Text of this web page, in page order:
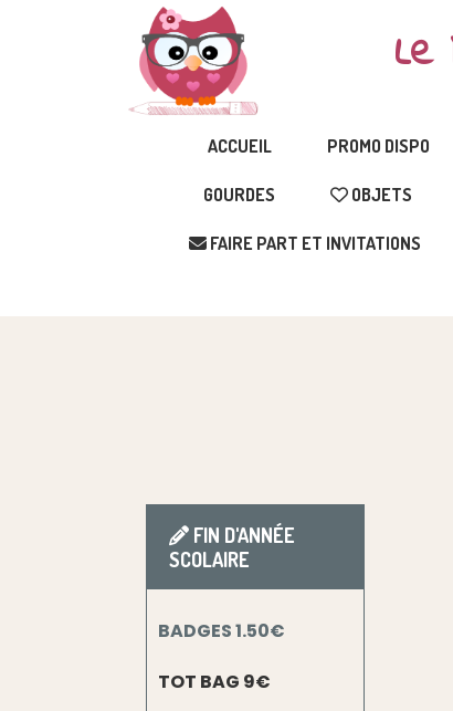
Le
ACCUEIL PROMO DISPO
GOURDES OBJETS
FAIRE PART ET INVITATIONS
FIN D'ANNÉE
SCOLAIRE
BADGES 1.50€
TOT BAG 9€